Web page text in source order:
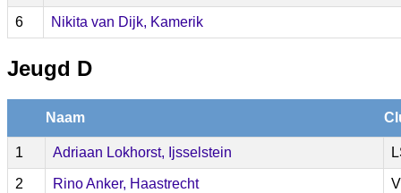
6 Nikita van Dijk, Kamerik
Jeugd D
Naam
1 Adriaan Lokhorst, Ijsselstein
2 Rino Anker, Haastrecht